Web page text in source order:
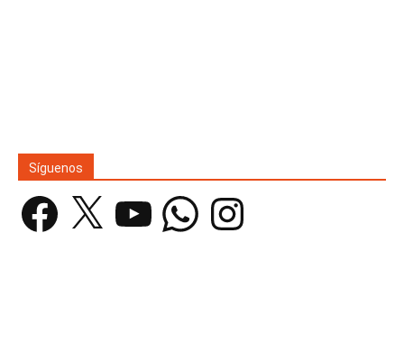
Síguenos
Facebook YouTube WhatsAppInstagram